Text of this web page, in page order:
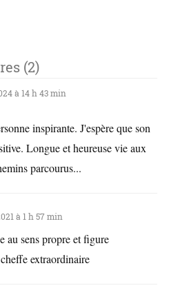
(2)
à 14 h 43 min
inspirante. J'espère que son
Longue et heureuse vie aux
parcourus...
à 1 h 57 min
au sens propre et figure
extraordinaire